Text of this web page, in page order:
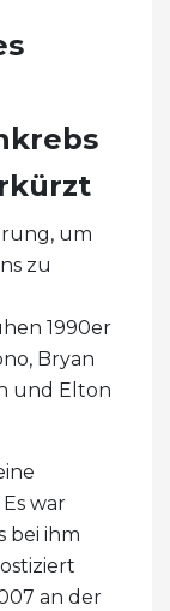
um
zu
1990er
Bryan
und Elton
war
bei ihm
an der